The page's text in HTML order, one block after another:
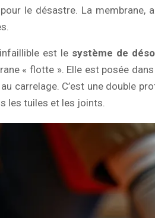
le désastre. La
est le système de
« flotte ». Elle est posée
carrelage. C’est une double
les tuiles et les joints.